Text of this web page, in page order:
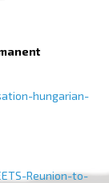
hungarian-
Reunion-to-